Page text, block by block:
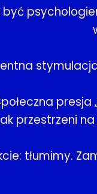
presja
przestrzeni
tłumimy.